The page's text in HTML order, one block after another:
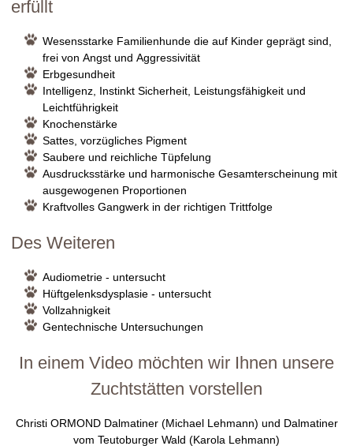
erfüllt
Wesensstarke Familienhunde die auf Kinder geprägt sind,
frei von Angst und Aggressivität
Erbgesundheit
Intelligenz, Instinkt Sicherheit, Leistungsfähigkeit und
Leichtführigkeit
Knochenstärke
Sattes, vorzügliches Pigment
Saubere und reichliche Tüpfelung
Ausdrucksstärke und harmonische Gesamterscheinung mit
ausgewogenen Proportionen
Kraftvolles Gangwerk in der richtigen Trittfolge
Des Weiteren
Audiometrie - untersucht
Hüftgelenksdysplasie - untersucht
Vollzahnigkeit
Gentechnische Untersuchungen
In einem Video möchten wir Ihnen unsere
Zuchtstätten vorstellen
Christi ORMOND Dalmatiner (Michael Lehmann) und Dalmatiner
vom Teutoburger Wald (Karola Lehmann)